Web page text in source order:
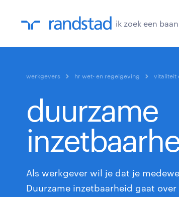
ik zoek een baan
werkgevers hr wet- en regelgeving vitaliteit
duurzame
Als werkgever wil je dat je
Duurzame inzetbaarheid gaat